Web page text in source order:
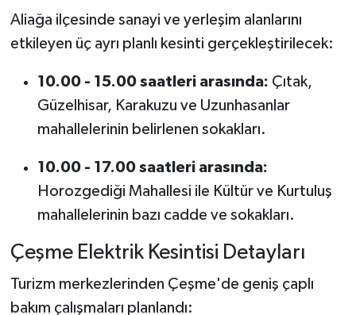
Aliağa ilçesinde sanayi ve yerleşim alanlarını
etkileyen üç ayrı planlı kesinti gerçekleştirilecek:
10.00 - 15.00 saatleri arasında: Çıtak,
Güzelhisar, Karakuzu ve Uzunhasanlar
mahallelerinin belirlenen sokakları.
10.00 - 17.00 saatleri arasında:
Horozgediği Mahallesi ile Kültür ve Kurtuluş
mahallelerinin bazı cadde ve sokakları.
Çeşme Elektrik Kesintisi Detayları
Turizm merkezlerinden Çeşme'de geniş çaplı
bakım çalışmaları planlandı: